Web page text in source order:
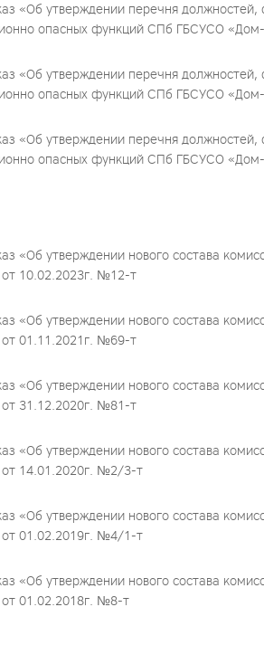
«Об утверждении перечня
опасных функций СПб ГБСУСО
«Об утверждении перечня
опасных функций СПб ГБСУСО
«Об утверждении перечня
опасных функций СПб ГБСУСО
«Об утверждении нового состава
от 10.02.2023г. №12-т
«Об утверждении нового состава
от 01.11.2021г. №69-т
«Об утверждении нового состава
от 31.12.2020г. №81-т
«Об утверждении нового состава
от 14.01.2020г. №2/3-т
«Об утверждении нового состава
от 01.02.2019г. №4/1-т
«Об утверждении нового состава
от 01.02.2018г. №8-т